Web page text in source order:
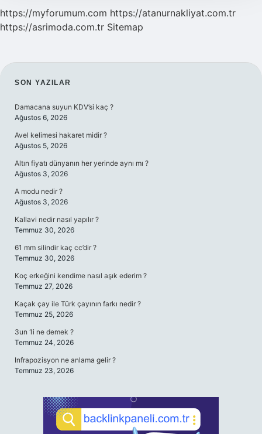
https://myforumum.com https://atanurnakliyat.com.tr
https://asrimoda.com.tr Sitemap
SIDEBAR
SON YAZILAR
Damacana suyun KDV’si kaç ?
Ağustos 6, 2026
Avel kelimesi hakaret midir ?
Ağustos 5, 2026
Altın fiyatı dünyanın her yerinde aynı mı ?
Ağustos 3, 2026
A modu nedir ?
Ağustos 3, 2026
Kallavi nedir nasıl yapılır ?
Temmuz 30, 2026
61 mm silindir kaç cc’dir ?
Temmuz 30, 2026
Koç erkeğini kendime nasıl aşık ederim ?
Temmuz 27, 2026
Kaçak çay ile Türk çayının farkı nedir ?
Temmuz 25, 2026
3un 1i ne demek ?
Temmuz 24, 2026
Infrapozisyon ne anlama gelir ?
Temmuz 23, 2026